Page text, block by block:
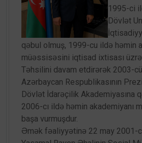
1995-ci
Dövlət
qəbul olmuş, 1999-cu ildə həmin
müəssisəsini iqtisad ixtisası
Təhsilini davam etdirərək 2003-
Azərbaycan Respublikasının
Dövlət İdarəçilik Akademiyasına
2006-cı ildə həmin akademiyanı
başa vurmuşdur.
Əmək fəaliyyətinə 22 may 2001-